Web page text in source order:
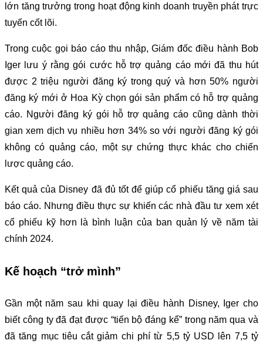
lớn tăng trưởng trong hoạt động kinh doanh truyền phát trực
tuyến cốt lõi.
Trong cuộc gọi báo cáo thu nhập, Giám đốc điều hành Bob
Iger lưu ý rằng gói cước hỗ trợ quảng cáo mới đã thu hút
được 2 triệu người đăng ký trong quý và hơn 50% người
đăng ký mới ở Hoa Kỳ chọn gói sản phẩm có hỗ trợ quảng
cáo. Người đăng ký gói hỗ trợ quảng cáo cũng dành thời
gian xem dịch vụ nhiều hơn 34% so với người đăng ký gói
không có quảng cáo, một sự chứng thực khác cho chiến
lược quảng cáo.
Kết quả của Disney đã đủ tốt để giúp cổ phiếu tăng giá sau
báo cáo. Nhưng điều thực sự khiến các nhà đầu tư xem xét
cổ phiếu kỹ hơn là bình luận của ban quản lý về năm tài
chính 2024.
Kế hoạch “trở mình”
Gần một năm sau khi quay lại điều hành Disney, Iger cho
biết công ty đã đạt được “tiến bộ đáng kể” trong năm qua và
đã tăng mục tiêu cắt giảm chi phí từ 5,5 tỷ USD lên 7,5 tỷ